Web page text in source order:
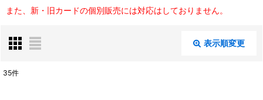
また、新・旧カードの個別販売には対応はしておりません。
表示順変更
35件